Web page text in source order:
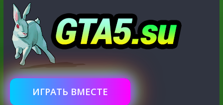
ИГРАТЬ ВМЕСТЕ